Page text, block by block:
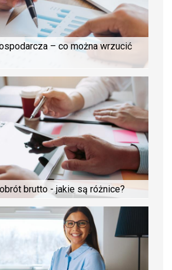
– co można wrzucić
brutto - jakie są różnice?